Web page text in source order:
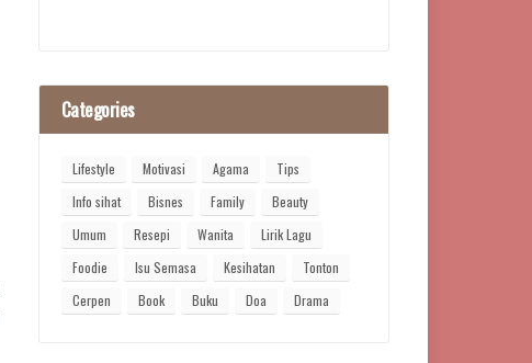
Categories
Lifestyle Motivasi Agama
Tips
Info sihat
Bisnes Family
Beauty
Umum
Resepi Wanita
Lirik Lagu
Foodie
Isu Semasa Kesihatan
Tonton
Cerpen
Book Buku Doa Drama